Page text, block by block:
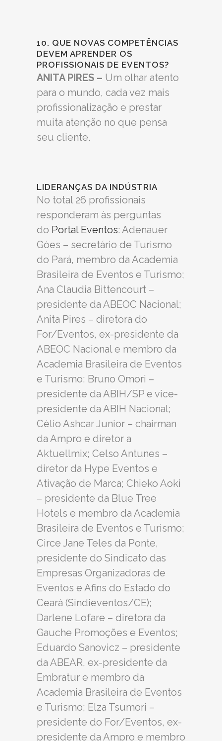
10. QUE NOVAS COMPETÊNCIAS
DEVEM APRENDER OS
PROFISSIONAIS DE EVENTOS?
ANITA PIRES – Um olhar atento
para o mundo, cada vez mais
profissionalização e prestar
muita atenção no que pensa
seu cliente.
LIDERANÇAS DA INDÚSTRIA
No total 26 profissionais
responderam às perguntas
do Portal Eventos: Adenauer
Góes – secretário de Turismo
do Pará, membro da Academia
Brasileira de Eventos e Turismo;
Ana Claudia Bittencourt –
presidente da ABEOC Nacional;
Anita Pires – diretora do
For/Eventos, ex-presidente da
ABEOC Nacional e membro da
Academia Brasileira de Eventos
e Turismo; Bruno Omori –
presidente da ABIH/SP e vice-
presidente da ABIH Nacional;
Célio Ashcar Junior – chairman
da Ampro e diretor a
Aktuellmix; Celso Antunes –
diretor da Hype Eventos e
Ativação de Marca; Chieko Aoki
– presidente da Blue Tree
Hotels e membro da Academia
Brasileira de Eventos e Turismo;
Circe Jane Teles da Ponte,
presidente do Sindicato das
Empresas Organizadoras de
Eventos e Afins do Estado do
Ceará (Sindieventos/CE);
Darlene Lofare – diretora da
Gauche Promoções e Eventos;
Eduardo Sanovicz – presidente
da ABEAR, ex-presidente da
Embratur e membro da
Academia Brasileira de Eventos
e Turismo; Elza Tsumori –
presidente do For/Eventos, ex-
presidente da Ampro e membro